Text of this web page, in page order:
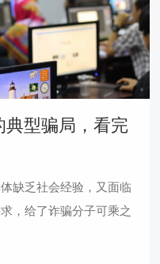
型骗局，看完
缺乏社会经验，又面临
，给了诈骗分子可乘之